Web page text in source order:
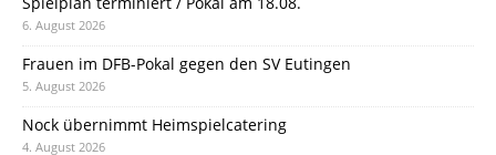
6. August 2026
Frauen im DFB-Pokal gegen den SV Eutingen
5. August 2026
Nock übernimmt Heimspielcatering
4. August 2026